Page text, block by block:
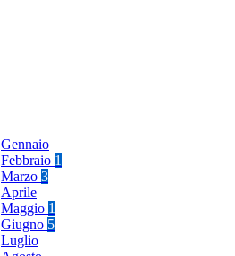
Gennaio
Febbraio 1
Marzo 3
Aprile
Maggio 1
Giugno 5
Luglio